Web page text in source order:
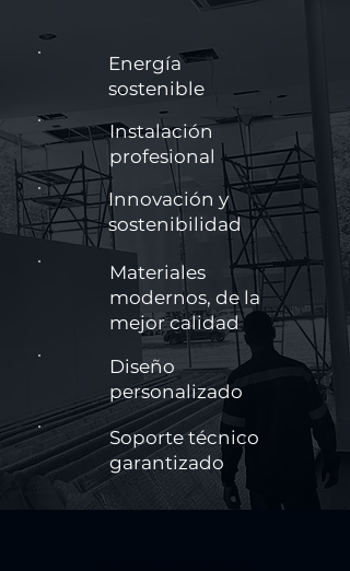
Energía
sostenible
Instalación
profesional
Innovación y
sostenibilidad
Materiales
modernos, de la
mejor calidad
Diseño
personalizado
Soporte técnico
garantizado